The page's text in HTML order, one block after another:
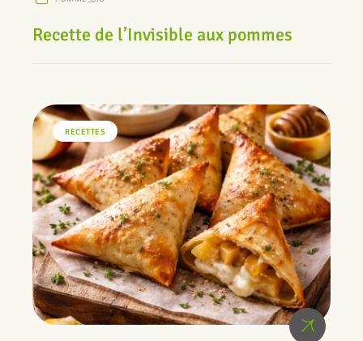
Recette de l’Invisible aux pommes
RECETTES